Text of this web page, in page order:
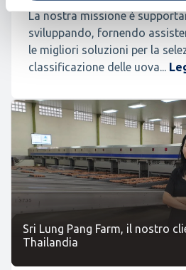
La nostra missione è
sviluppando, fornendo
le migliori soluzioni per la
classificazione delle uova...
Sri Lung Pang Farm, il nostro
Thailandia